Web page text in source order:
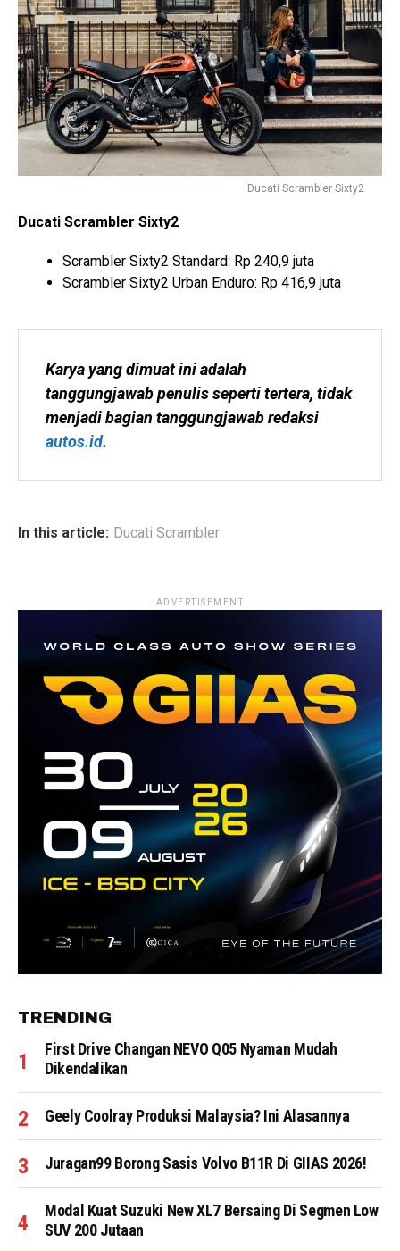
Ducati Scrambler Sixty2
Ducati Scrambler Sixty2
Scrambler Sixty2 Standard: Rp 240,9 juta
Scrambler Sixty2 Urban Enduro: Rp 416,9 juta
Karya yang dimuat ini adalah
tanggungjawab penulis seperti tertera, tidak
autos.id.
In this article: Ducati Scrambler
ADVERTISEMENT
TRENDING
First Drive Changan NEVO Q05 Nyaman Mudah
Dikendalikan
Geely Coolray Produksi Malaysia? Ini Alasannya
Juragan99 Borong Sasis Volvo B11R Di GIIAS 2026!
Modal Kuat Suzuki New XL7 Bersaing Di Segmen Low
SUV 200 Jutaan